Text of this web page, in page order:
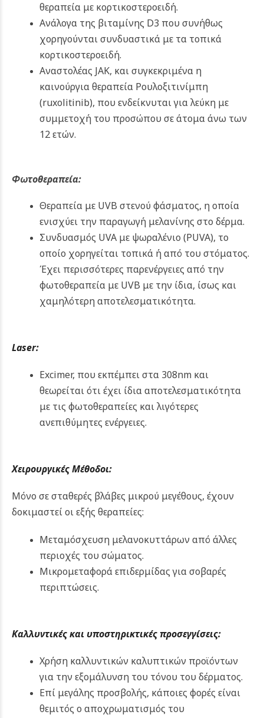
θεραπεία με κορτικοστεροειδή.
Ανάλογα της βιταμίνης D3 που συνήθως
χορηγούνται συνδυαστικά με τα τοπικά
κορτικοστεροειδή.
Aναστολέας JAK, και συγκεκριμένα η
καινούργια θεραπεία Ρουλοξιτινίμπη
(ruxolitinib), που ενδείκνυται για λεύκη με
συμμετοχή του προσώπου σε άτομα άνω των
12 ετών.
Φωτοθεραπεία:
Θεραπεία με UVB στενού φάσματος, η οποία
ενισχύει την παραγωγή μελανίνης στο δέρμα.
Συνδυασμός UVA με ψωραλένιο (PUVA), το
οποίο χορηγείται τοπικά ή από του στόματος.
Έχει περισσότερες παρενέργειες από την
φωτοθεραπεία με UVB με την ίδια, ίσως και
χαμηλότερη αποτελεσματικότητα.
Laser:
Excimer, που εκπέμπει στα 308nm και
θεωρείται ότι έχει ίδια αποτελεσματικότητα
με τις φωτοθεραπείες και λιγότερες
ανεπιθύμητες ενέργειες.
Χειρουργικές Μέθοδοι:
Μόνο σε σταθερές βλάβες μικρού μεγέθους, έχουν
δοκιμαστεί οι εξής θεραπείες:
Μεταμόσχευση μελανοκυττάρων από άλλες
περιοχές του σώματος.
Μικρομεταφορά επιδερμίδας για σοβαρές
περιπτώσεις.
Καλλυντικές και υποστηρικτικές προσεγγίσεις:
Χρήση καλλυντικών καλυπτικών προϊόντων
για την εξομάλυνση του τόνου του δέρματος.
Επί μεγάλης προσβολής, κάποιες φορές είναι
θεμιτός ο αποχρωματισμός του